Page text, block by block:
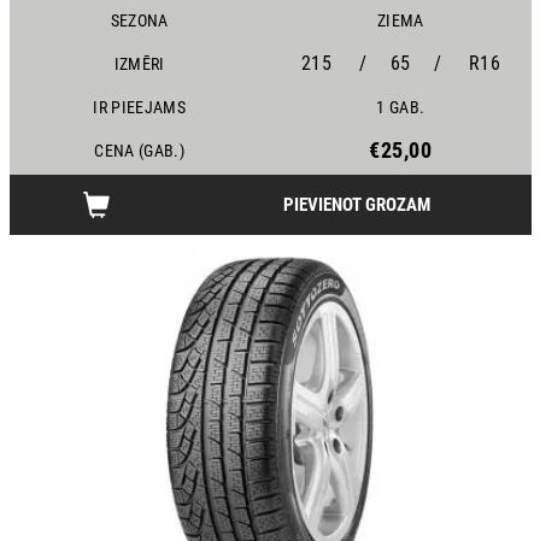
SEZONA ZIEMA
IZMĒRI 215 / 65 / R16
IR PIEEJAMS 1 GAB.
CENA (GAB.) €25,00
PIEVIENOT GROZAM